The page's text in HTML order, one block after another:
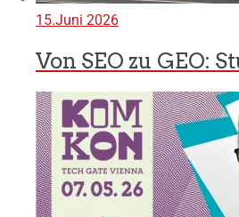
15.Juni 2026
Von SEO zu GEO: